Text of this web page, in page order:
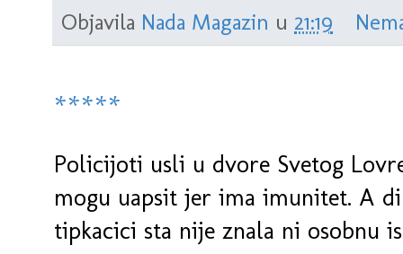
Objavila Nada Magazin u 21:19
*****
Policijoti usli u dvore Svetog
mogu uapsit jer ima imunitet. A
tipkacici sta nije znala ni osobnu